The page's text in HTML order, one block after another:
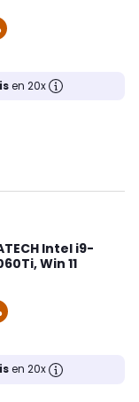
en 20x
Intel i9-
Win 11
en 20x